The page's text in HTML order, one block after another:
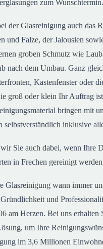
zum Wunschtermin.
der Glasreinigung auch das
und Falze, der Jalousien
groben Schmutz wie
nach dem Umbau. Ganz
Kastenfenster oder
groß oder klein Ihr Auftrag
bringen mit
selbstverständlich inklusive
Sie auch dabei, wenn Ihre
in Frechen gereinigt werden
Glasreinigung wann immer
und
am Herzen. Bei uns erhalten
um Ihre
im 3,6 Millionen